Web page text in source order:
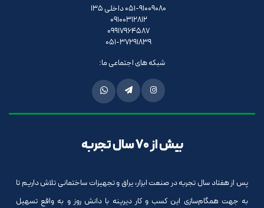
051-91009080 داخلی 135
09100312812
09917964587
051-37291839
شبکه های اجتماعی ما:
بیش از 70 سال تجربه
پس از هفتاد سال تجربه در صنعت ابزار، یراق و تجهیزات ساختمانی تلاش داریم تا
به جهت همگام‌سازی این کسب و کار دیرینه با دانش روز و به واقع تسهیل